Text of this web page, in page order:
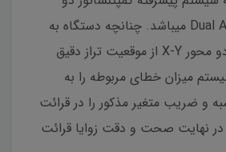
محوره چهار لایه Dual Axis میباشد. چنانچه دستگاه به
هر دلیل در هر یک دو محور X-Y از موقعیت تراز دقیق
میزان خطای مربوطه را به
و ضریب متغیر مذکور را در قرائت
در نهایت صحت و دقت زوایا قرائت